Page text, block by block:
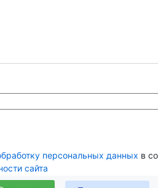
персональных данных в
сайта